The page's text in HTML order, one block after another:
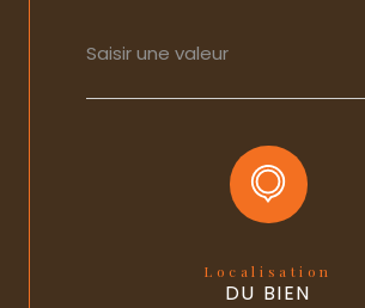
Saisir une valeur
Localisation
DU BIEN